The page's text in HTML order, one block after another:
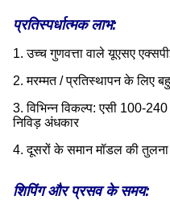
प्रतिस्पर्धात्मक लाभ:
1. उच्च गुणवत्ता वाले यूएसए
2. मरम्मत / प्रतिस्थापन के लिए
3. विभिन्न विकल्प: एसी 100-
निविड़ अंधकार
4. दूसरों के समान मॉडल की
शिपिंग और प्रसव के समय: